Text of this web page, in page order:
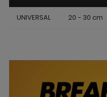
UNIVERSAL 20 - 30 cm